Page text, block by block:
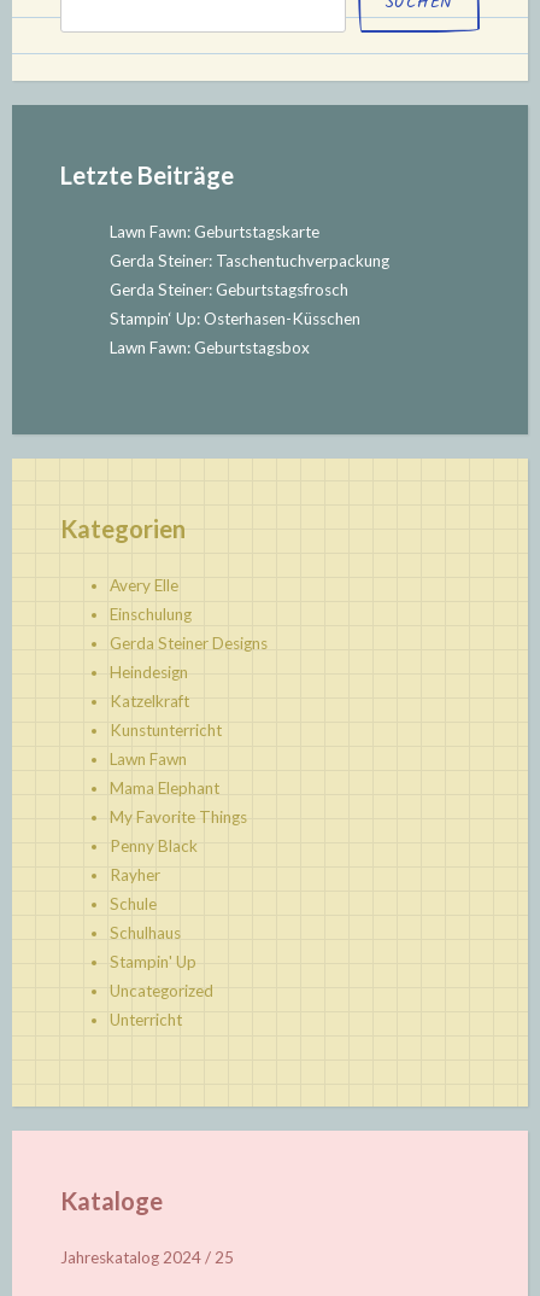
Letzte Beiträge
Lawn Fawn: Geburtstagskarte
Gerda Steiner: Taschentuchverpackung
Gerda Steiner: Geburtstagsfrosch
Stampin‘ Up: Osterhasen-Küsschen
Lawn Fawn: Geburtstagsbox
Kategorien
Avery Elle
Einschulung
Gerda Steiner Designs
Heindesign
Katzelkraft
Kunstunterricht
Lawn Fawn
Mama Elephant
My Favorite Things
Penny Black
Rayher
Schule
Schulhaus
Stampin' Up
Uncategorized
Unterricht
Kataloge
Jahreskatalog 2024 / 25